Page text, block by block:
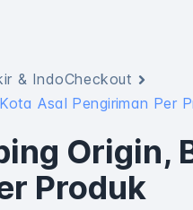
& IndoCheckout
Asal Pengiriman Per
Origin,
Produk